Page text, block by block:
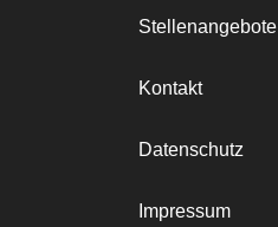
Stellenangebote
Kontakt
Datenschutz
Impressum